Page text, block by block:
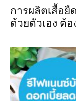
การผลิตเสื้อ
ด้วยตัวเอง ต้อ